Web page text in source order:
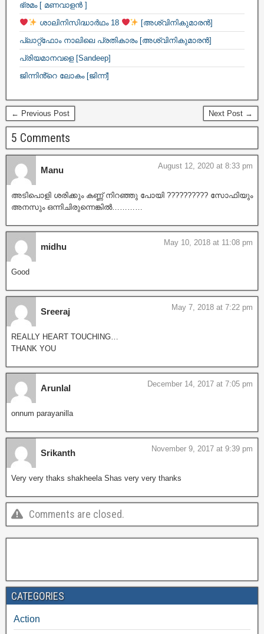
ഭ്രമം [ മണവാളൻ ]
ശാലിനിസിദ്ധാർഥം 18
[അശ്വിനികുമാരൻ]
പ്ലാറ്റ്ഫോം നാലിലെ പ്രതികാരം [അശ്വിനികുമാരൻ]
പ്രിയമാനവളെ [Sandeep]
ജിന്നിൻ്റെ ലോകം [ജിന്ന്]
← Previous Post Next Post →
5 Comments
Manu August 12, 2020 at 8:33 pm
അടിപൊളി ശരിക്കും കണ്ണ് നിറഞ്ഞു പോയി ?????????? സോഫിയും
അനസും ഒന്നിചിരുന്നെങ്കിൽ…………
midhu May 10, 2018 at 11:08 pm
Good
Sreeraj May 7, 2018 at 7:22 pm
REALLY HEART TOUCHING…
THANK YOU
Arunlal December 14, 2017 at 7:05 pm
onnum parayanilla
Srikanth November 9, 2017 at 9:39 pm
Very very thaks shakheela Shas very very thanks
Comments are closed.
CATEGORIES
Action